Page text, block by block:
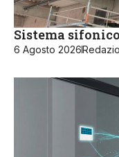
Sistema
6 Agosto 2026